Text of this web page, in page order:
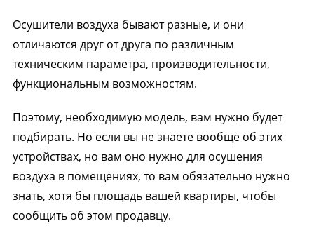
Осушители воздуха бывают разные, и они
отличаются друг от друга по различным
техническим параметра, производительности,
функциональным возможностям.
Поэтому, необходимую модель, вам нужно будет
подбирать. Но если вы не знаете вообще об этих
устройствах, но вам оно нужно для осушения
воздуха в помещениях, то вам обязательно нужно
знать, хотя бы площадь вашей квартиры, чтобы
сообщить об этом продавцу.